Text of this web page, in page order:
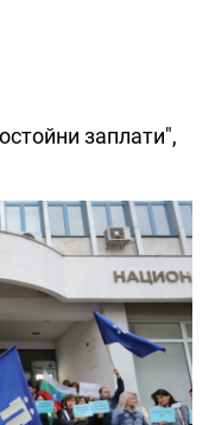
заплати",